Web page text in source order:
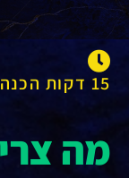
15 דקות הכנה
מה